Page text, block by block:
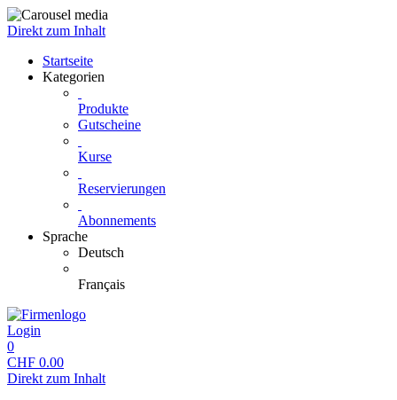
Direkt zum Inhalt
Startseite
Kategorien
Produkte
Gutscheine
Kurse
Reservierungen
Abonnements
Sprache
Deutsch
Français
Login
0
CHF 0.00
Direkt zum Inhalt